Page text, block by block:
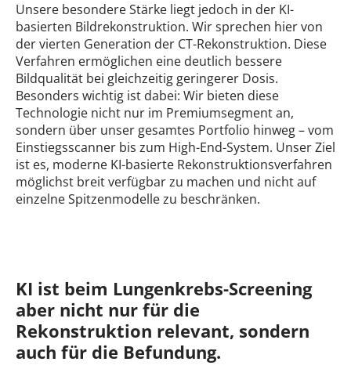
Unsere besondere Stärke liegt jedoch in der KI-
basierten Bildrekonstruktion. Wir sprechen hier von
der vierten Generation der CT-Rekonstruktion. Diese
Verfahren ermöglichen eine deutlich bessere
Bildqualität bei gleichzeitig geringerer Dosis.
Besonders wichtig ist dabei: Wir bieten diese
Technologie nicht nur im Premiumsegment an,
sondern über unser gesamtes Portfolio hinweg – vom
Einstiegsscanner bis zum High-End-System. Unser Ziel
ist es, moderne KI-basierte Rekonstruktionsverfahren
möglichst breit verfügbar zu machen und nicht auf
einzelne Spitzenmodelle zu beschränken.
KI ist beim Lungenkrebs-Screening
aber nicht nur für die
Rekonstruktion relevant, sondern
auch für die Befundung.